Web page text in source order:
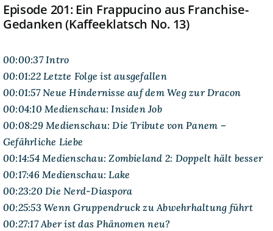
Episode 201: Ein Frappucino aus Franchise-
Gedanken (Kaffeeklatsch No. 13)
00:00:37 Intro
00:01:22 Letzte Folge ist ausgefallen
00:01:57 Neue Hindernisse auf dem Weg zur Dracon
00:04:10 Medienschau: Insiden Job
00:08:29 Medienschau: Die Tribute von Panem –
Gefährliche Liebe
00:14:54 Medienschau: Zombieland 2: Doppelt hält besser
00:17:46 Medienschau: Lake
00:23:20 Die Nerd-Diaspora
00:25:53 Wenn Gruppendruck zu Abwehrhaltung führt
00:27:17 Aber ist das Phänomen neu?